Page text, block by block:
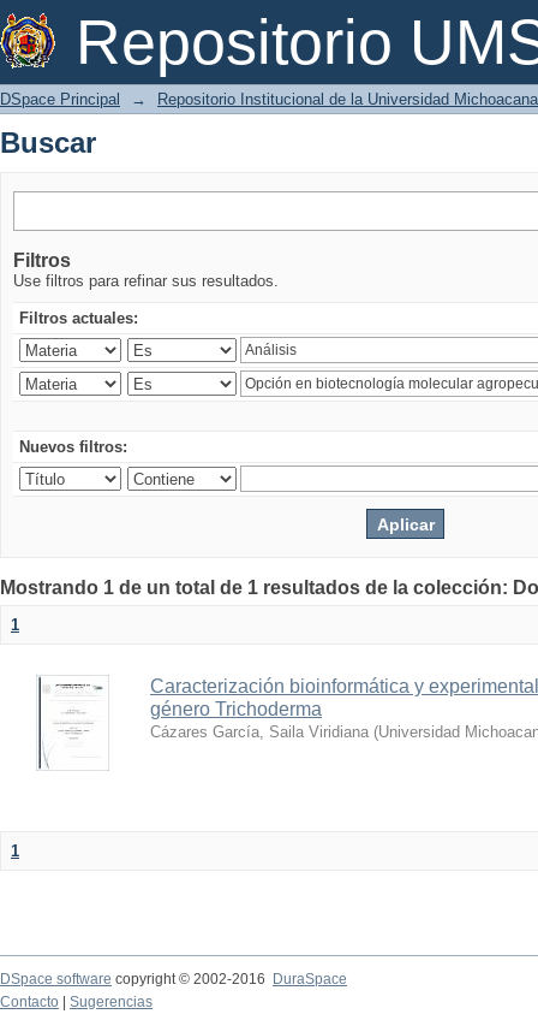
Repositorio
Buscar
DSpace Principal → Repositorio Institucional de la Universidad
Buscar
Filtros
Use filtros para refinar sus resultados.
Filtros actuales:
Nuevos filtros:
Mostrando 1 de un total de 1 resultados de la colección:
1
Caracterización bioinformática y
género Trichoderma
Cázares García, Saila Viridiana (Universidad
1
DSpace software copyright © 2002-2016
DuraSpace
Contacto
Sugerencias